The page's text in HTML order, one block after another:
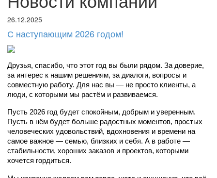
26.12.2025
С наступающим 2026 годом!
Друзья, спасибо, что этот год вы были рядом. За доверие,
за интерес к нашим решениям, за диалоги, вопросы и
совместную работу. Для нас вы — не просто клиенты, а
люди, с которыми мы растём и развиваемся.
Пусть 2026 год будет спокойным, добрым и уверенным.
Пусть в нём будет больше радостных моментов, простых
человеческих удовольствий, вдохновения и времени на
самое важное — семью, близких и себя. А в работе —
стабильности, хороших заказов и проектов, которыми
хочется гордиться.